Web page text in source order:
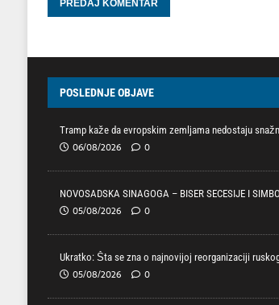
POSLEDNJE OBJAVE
Tramp kaže da evropskim zemljama nedostaju
06/08/2026 0
NOVOSADSKA SINAGOGA – BISER SECESIJE I
05/08/2026 0
Ukratko: Šta se zna o najnovijoj reorganizaciji
05/08/2026 0